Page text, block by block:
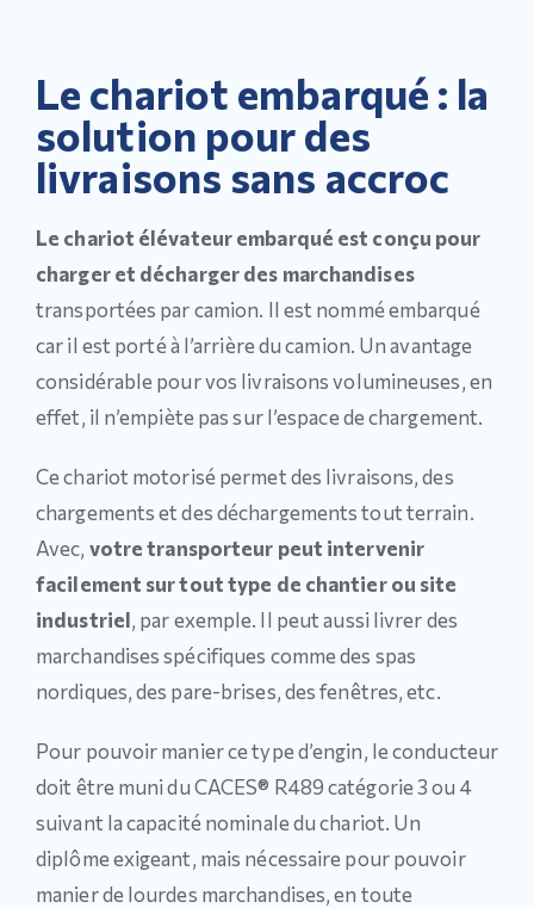
Le chariot embarqué : la
solution pour des
livraisons sans accroc
Le chariot élévateur embarqué est conçu pour
charger et décharger des marchandises
transportées par camion. Il est nommé embarqué
car il est porté à l’arrière du camion. Un avantage
considérable pour vos livraisons volumineuses, en
effet, il n’empiète pas sur l’espace de chargement.
Ce chariot motorisé permet des livraisons, des
chargements et des déchargements tout terrain.
Avec, votre transporteur peut intervenir
facilement sur tout type de chantier ou site
industriel, par exemple. Il peut aussi livrer des
marchandises spécifiques comme des spas
nordiques, des pare-brises, des fenêtres, etc.
Pour pouvoir manier ce type d’engin, le conducteur
doit être muni du CACES® R489 catégorie 3 ou 4
suivant la capacité nominale du chariot. Un
diplôme exigeant, mais nécessaire pour pouvoir
manier de lourdes marchandises, en toute